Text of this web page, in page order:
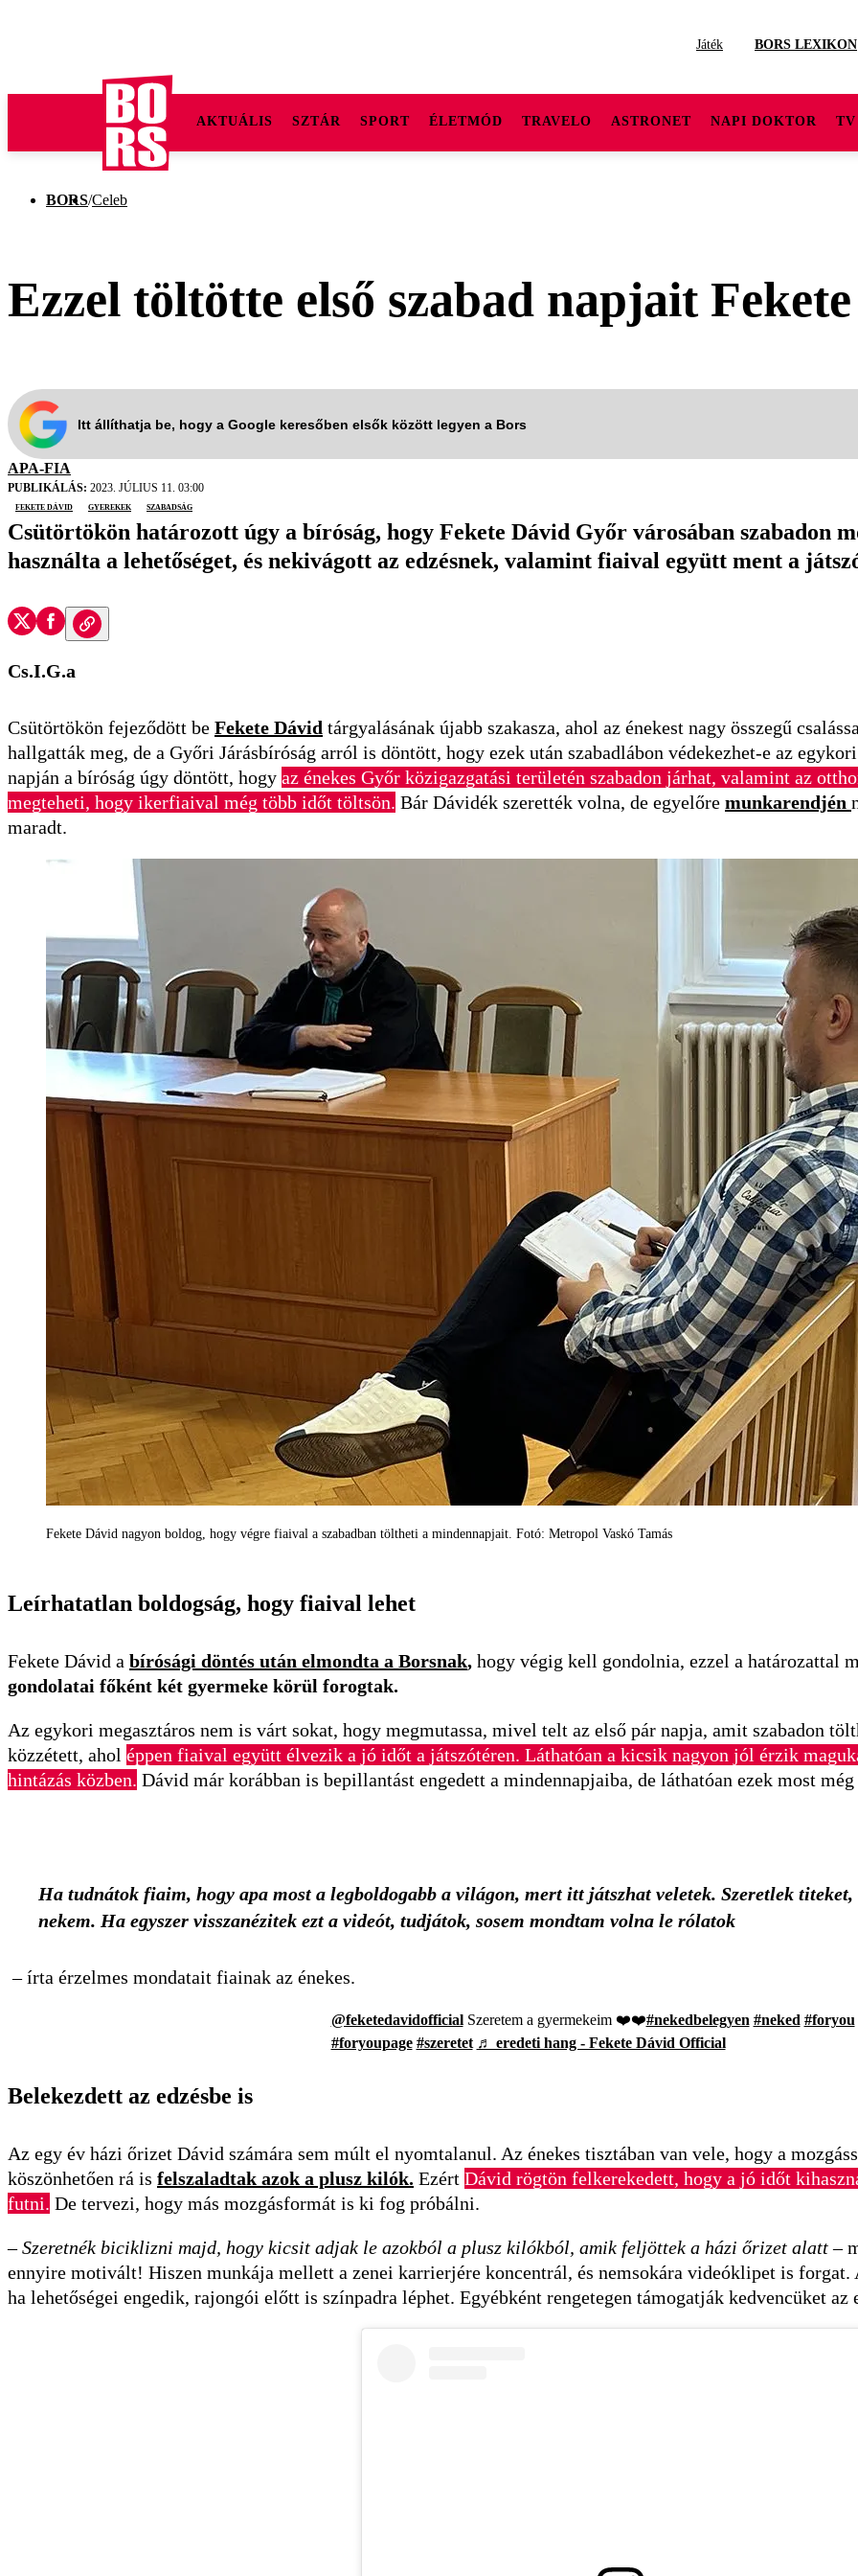
Játék BORS LEXIKON
AKTUÁLIS SZTÁR SPORT ÉLETMÓD TRAVELO ASTRONET NAPI DOKTOR TV
BORS/Celeb
Ezzel töltötte első szabad napjait
Itt állíthatja be, hogy a Google keresőben elsők között legyen a Bors
APA-FIA
PUBLIKÁLÁS: 2023. JÚLIUS 11. 03:00
Fekete Dávid
gyerekek szabadság
Csütörtökön határozott úgy a bíróság, hogy Fekete Dávid Győr városában szabadon
használta a lehetőséget, és nekivágott az edzésnek, valamint fiaival együtt ment a
Cs.I.G.a
Csütörtökön fejeződött be Fekete Dávid tárgyalásának újabb szakasza, ahol az énekest nagy összegű
hallgatták meg, de a Győri Járásbíróság arról is döntött, hogy ezek után szabadlábon védekezhet-e az
napján a bíróság úgy döntött, hogy az énekes Győr közigazgatási területén szabadon járhat, valamint az
megteheti, hogy ikerfiaival még több időt töltsön. Bár Dávidék szerették volna, de egyelőre munkarendjén
maradt.
Fekete Dávid nagyon boldog, hogy végre fiaival a szabadban töltheti a mindennapjait. Fotó: Metropol Vaskó Tamás
Leírhatatlan boldogság, hogy fiaival lehet
Fekete Dávid a bírósági döntés után elmondta a Borsnak, hogy végig kell gondolnia, ezzel a határozattal
gondolatai főként két gyermeke körül forogtak.
Az egykori megasztáros nem is várt sokat, hogy megmutassa, mivel telt az első pár napja, amit szabadon
közzétett, ahol éppen fiaival együtt élvezik a jó időt a játszótéren. Láthatóan a kicsik nagyon jól érzik
hintázás közben. Dávid már korábban is bepillantást engedett a mindennapjaiba, de láthatóan ezek most
Ha tudnátok fiaim, hogy apa most a legboldogabb a világon, mert itt játszhat veletek. Szeretlek titeket,
nekem. Ha egyszer visszanézitek ezt a videót, tudjátok, sosem mondtam volna le rólatok
– írta érzelmes mondatait fiainak az énekes.
@feketedavidofficialSzeretem a gyermekeim ❤️❤️#nekedbelegyen #neked #foryou
#foryoupage #szeretet ♬ eredeti hang - Fekete Dávid Official
Belekezdett az edzésbe is
Az egy év házi őrizet Dávid számára sem múlt el nyomtalanul. Az énekes tisztában van vele, hogy a
köszönhetően rá is felszaladtak azok a plusz kilók. Ezért Dávid rögtön felkerekedett, hogy a jó időt
futni. De tervezi, hogy más mozgásformát is ki fog próbálni.
–Szeretnék biciklizni majd, hogy kicsit adjak le azokból a plusz kilókból, amik feljöttek a házi őrizet alatt–
ennyire motivált! Hiszen munkája mellett a zenei karrierjére koncentrál, és nemsokára videóklipet is forgat.
ha lehetőségei engedik, rajongói előtt is színpadra léphet. Egyébként rengetegen támogatják kedvencüket az